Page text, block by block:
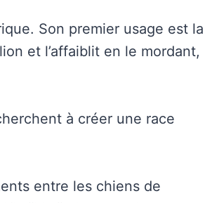
Son premier usage est la
et l’affaiblit en le mordant,
à créer une race
entre les chiens de